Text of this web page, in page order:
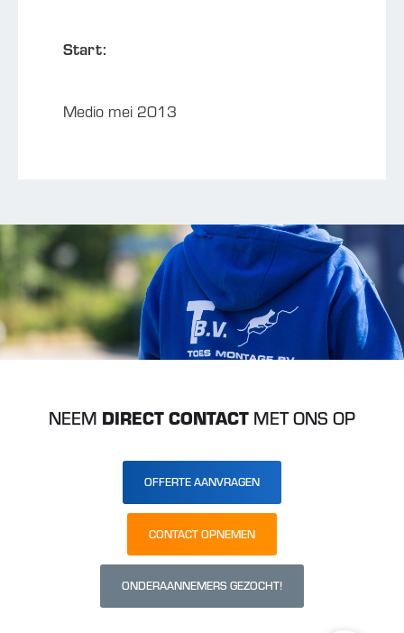
Start:
Medio mei 2013
NEEM DIRECT CONTACT MET ONS OP
OFFERTE AANVRAGEN
CONTACT OPNEMEN
ONDERAANNEMERS GEZOCHT!